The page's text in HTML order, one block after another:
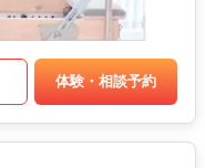
体験・相談予約